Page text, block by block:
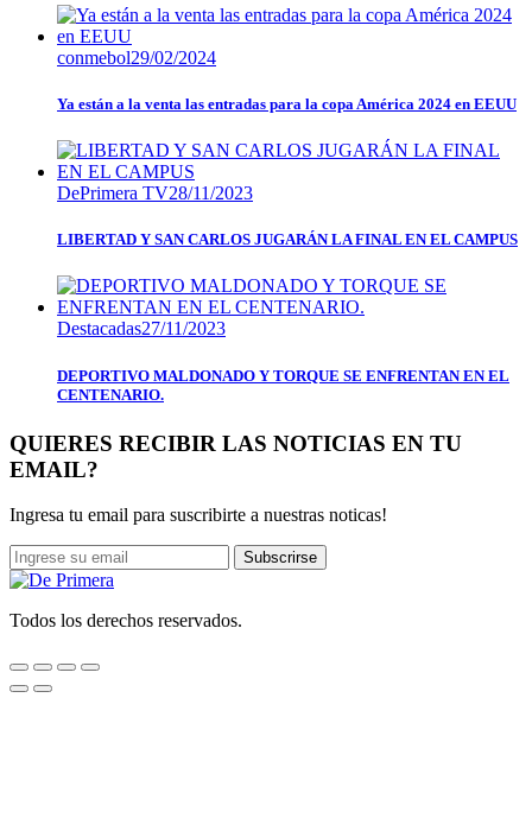
conmebol29/02/2024
Ya están a la venta las entradas para la copa América 2024 en EEUU
DePrimera TV28/11/2023
LIBERTAD Y SAN CARLOS JUGARÁN LA FINAL EN EL CAMPUS
Destacadas27/11/2023
DEPORTIVO MALDONADO Y TORQUE SE ENFRENTAN EN EL
CENTENARIO.
QUIERES RECIBIR LAS NOTICIAS EN TU
EMAIL?
Ingresa tu email para suscribirte a nuestras noticas!
Subscrirse
Todos los derechos reservados.